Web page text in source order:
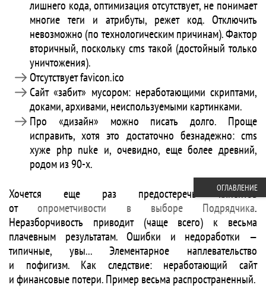
лишнего кода, оптимизация отсутствует, не понимает
многие теги и атрибуты, режет код. Отключить
невозможно (по технологическим причинам). Фактор
вторичный, поскольку cms такой (достойный только
уничтожения).
Отсутствует favicon.ico
Сайт «забит» мусором: неработающими скриптами,
доками, архивами, неиспользуемыми картинками.
Про «дизайн» можно писать долго. Проще
исправить, хотя это достаточно безнадежно: cms
хуже php nuke и, очевидно, еще более древний,
родом из 90-х.
Хочется еще раз предостеречь клиентов
отопрометчивости в выборе Подрядчика.
Неразборчивость приводит (чаще всего) к весьма
плачевным результатам. Ошибки и недоработки —
типичные, увы... Элементарное наплевательство
и пофигизм. Как следствие: неработающий сайт
и финансовые потери. Пример весьма распространенный.
ОГЛАВЛЕНИЕ